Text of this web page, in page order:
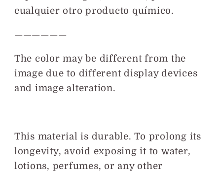
cualquier otro producto químico.
——————
The color may be different from the
image due to different display devices
and image alteration.
This material is durable. To prolong its
longevity, avoid exposing it to water,
lotions, perfumes, or any other